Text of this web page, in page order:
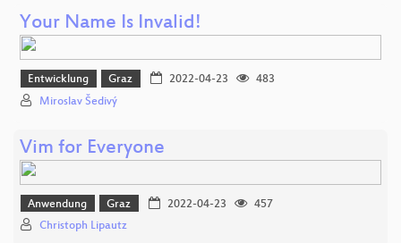
Your Name Is Invalid!
Entwicklung Graz 2022-04-23
483
Miroslav Šedivý
Vim for Everyone
Anwendung Graz 2022-04-23
457
Christoph Lipautz